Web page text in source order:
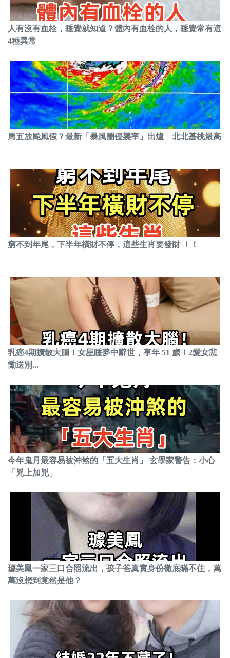
人有沒有血栓，睡覺就知道？體內有血栓的人，睡覺常有這
4種異常
周五放颱風假？最新「暴風圈侵襲率」出爐 北北基桃最高
窮不到年尾，下半年橫財不停，這些生肖要發財 ！！
乳癌4期擴散大腦！女星睡夢中辭世，享年 51 歲！2愛女悲
慟送別...
今年鬼月最容易被沖煞的「五大生肖」 玄學家警告：小心
「兇上加兇」
璩美鳳一家三口合照流出，孩子爸真實身份徹底瞞不住，萬
萬沒想到竟然是他？